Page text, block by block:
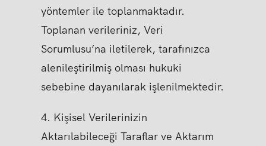
yöntemler ile toplanmaktadır.
Toplanan verileriniz, Veri
Sorumlusu’na iletilerek, tarafınızca
alenileştirilmiş olması hukuki
sebebine dayanılarak işlenilmektedir.
4. Kişisel Verilerinizin
Aktarılabileceği Taraflar ve Aktarım